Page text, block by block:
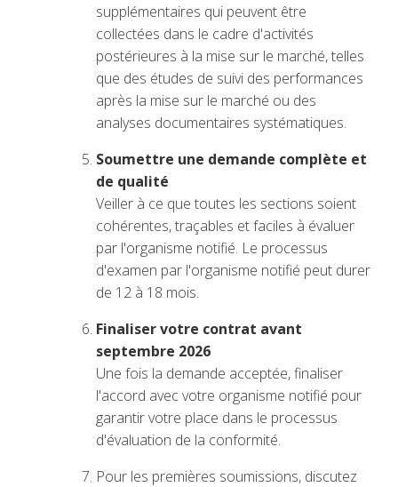
supplémentaires qui peuvent être
collectées dans le cadre d'activités
postérieures à la mise sur le marché, telles
que des études de suivi des performances
après la mise sur le marché ou des
analyses documentaires systématiques.
Soumettre une demande complète et
de qualité
Veiller à ce que toutes les sections soient
cohérentes, traçables et faciles à évaluer
par l'organisme notifié. Le processus
d'examen par l'organisme notifié peut durer
de 12 à 18 mois.
Finaliser votre contrat avant
septembre 2026
Une fois la demande acceptée, finaliser
l'accord avec votre organisme notifié pour
garantir votre place dans le processus
d'évaluation de la conformité.
Pour les premières soumissions, discutez